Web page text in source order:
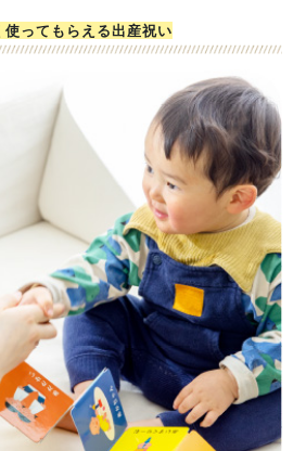
ってもらえる出産祝い